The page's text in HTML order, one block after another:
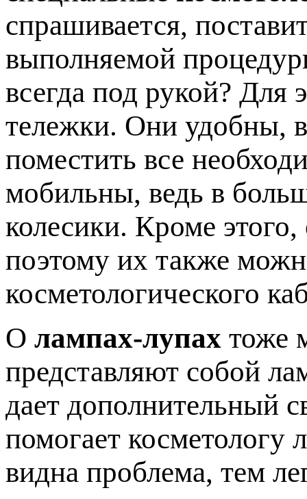
спрашивается,
выполняемой
всегда под рукой? Для
тележки. Они удобны,
поместить все
мобильны, ведь в
колесики. Кроме
поэтому их также
косметологического
О лампах-лупах тоже
представляют собой
дает дополнительный
помогает косметологу
видна проблема, тем